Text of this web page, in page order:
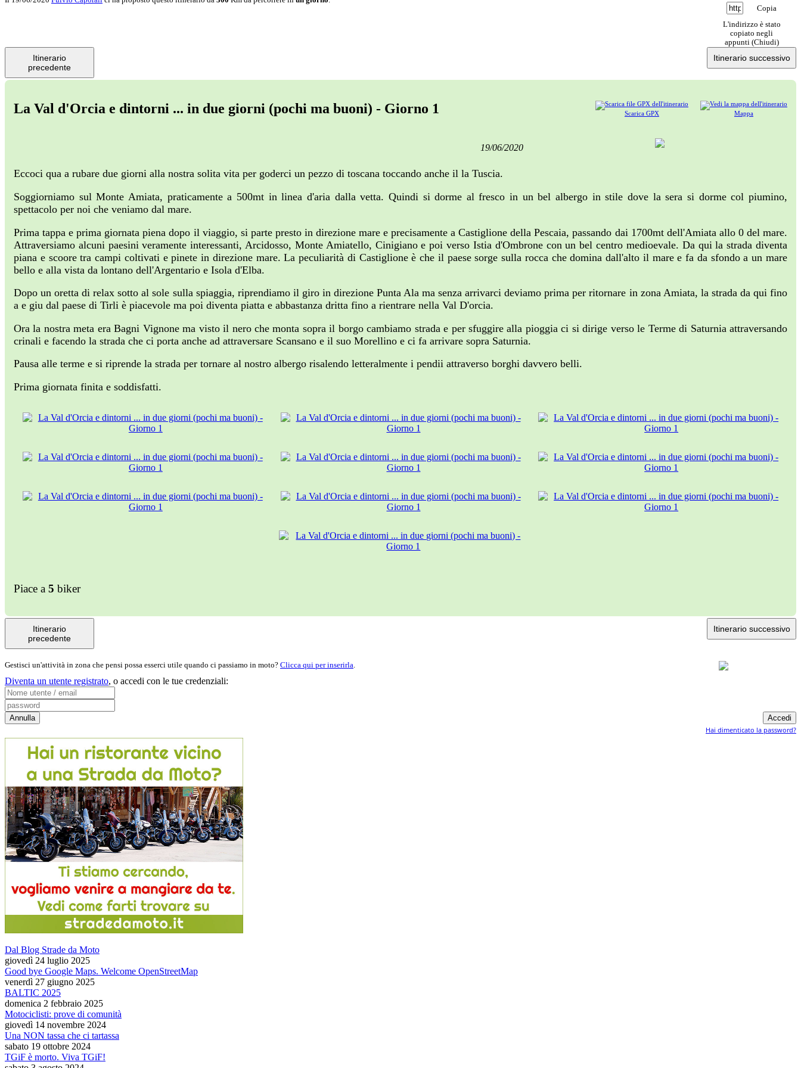
Copia
L'indirizzo è stato
copiato negli
appunti (Chiudi)
Itinerario
precedente
Itinerario successivo
Mappa
Scarica GPX
La Val d'Orcia e dintorni ... in due giorni (pochi ma buoni) - Giorno 1
19/06/2020
Eccoci qua a rubare due giorni alla nostra solita vita per goderci un pezzo di toscana toccando anche il la Tuscia.
Soggiorniamo sul Monte Amiata, praticamente a 500mt in linea d'aria dalla vetta. Quindi si dorme al fresco in un bel albergo in stile dove la sera si dorme col piumino,
spettacolo per noi che veniamo dal mare.
Prima tappa e prima giornata piena dopo il viaggio, si parte presto in direzione mare e precisamente a Castiglione della Pescaia, passando dai 1700mt dell'Amiata allo 0 del mare.
Attraversiamo alcuni paesini veramente interessanti, Arcidosso, Monte Amiatello, Cinigiano e poi verso Istia d'Ombrone con un bel centro medioevale. Da qui la strada diventa
piana e scoore tra campi coltivati e pinete in direzione mare. La peculiarità di Castiglione è che il paese sorge sulla rocca che domina dall'alto il mare e fa da sfondo a un mare
bello e alla vista da lontano dell'Argentario e Isola d'Elba.
Dopo un oretta di relax sotto al sole sulla spiaggia, riprendiamo il giro in direzione Punta Ala ma senza arrivarci deviamo prima per ritornare in zona Amiata, la strada da qui fino
a e giu dal paese di Tirli è piacevole ma poi diventa piatta e abbastanza dritta fino a rientrare nella Val D'orcia.
Ora la nostra meta era Bagni Vignone ma visto il nero che monta sopra il borgo cambiamo strada e per sfuggire alla pioggia ci si dirige verso le Terme di Saturnia attraversando
crinali e facendo la strada che ci porta anche ad attraversare Scansano e il suo Morellino e ci fa arrivare sopra Saturnia.
Pausa alle terme e si riprende la strada per tornare al nostro albergo risalendo letteralmente i pendii attraverso borghi davvero belli.
Prima giornata finita e soddisfatti.
Piace a 5 biker
Itinerario
precedente
Itinerario successivo
Gestisci un'attività in zona che pensi possa esserci utile quando ci passiamo in moto? Clicca qui per inserirla.
Diventa un utente registrato, o accedi con le tue credenziali:
Hai dimenticato la password?
Dal Blog Strade da Moto
giovedì 24 luglio 2025
Good bye Google Maps. Welcome OpenStreetMap
venerdì 27 giugno 2025
BALTIC 2025
domenica 2 febbraio 2025
Motociclisti: prove di comunità
giovedì 14 novembre 2024
Una NON tassa che ci tartassa
sabato 19 ottobre 2024
TGiF è morto. Viva TGiF!